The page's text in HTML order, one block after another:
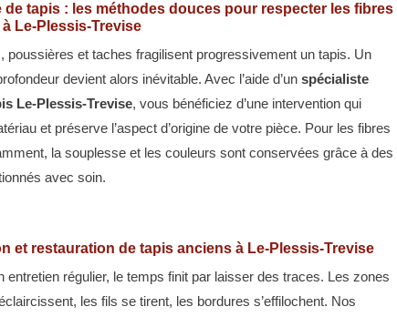
de tapis : les méthodes douces pour respecter les fibres
Le-Plessis-Trevise
poussières et taches fragilisent progressivement un tapis. Un
devient alors inévitable. Avec l’aide d’un spécialiste
Le-Plessis-Trevise, vous bénéficiez d’une intervention qui
et préserve l’aspect d’origine de votre pièce. Pour les fibres
la souplesse et les couleurs sont conservées grâce à des
avec soin.
et restauration de tapis anciens à Le-Plessis-Trevise
entretien régulier, le temps finit par laisser des traces. Les zones
les fils se tirent, les bordures s’effilochent. Nos